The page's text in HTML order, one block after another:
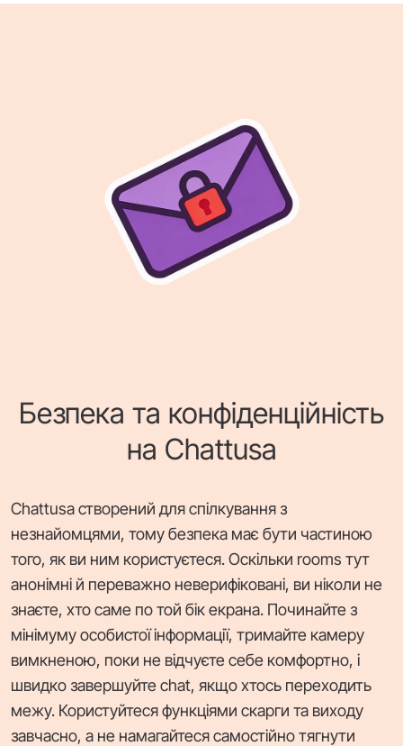
Безпека та конфіденційність
на Chattusa
Chattusa створений для спілкування з
незнайомцями, тому безпека має бути частиною
того, як ви ним користуєтеся. Оскільки rooms тут
анонімні й переважно неверифіковані, ви ніколи не
знаєте, хто саме по той бік екрана. Починайте з
мінімуму особистої інформації, тримайте камеру
вимкненою, поки не відчуєте себе комфортно, і
швидко завершуйте chat, якщо хтось переходить
межу. Користуйтеся функціями скарги та виходу
завчасно, а не намагайтеся самостійно тягнути